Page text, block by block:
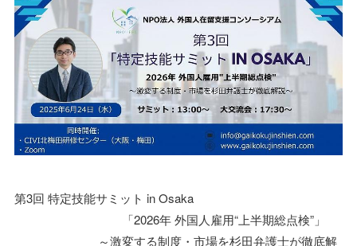
第3回 特定技能サミット in Osaka
「2026年 外国人雇用“上半期総点検”」
～激変する制度・市場を杉田弁護士が徹底解